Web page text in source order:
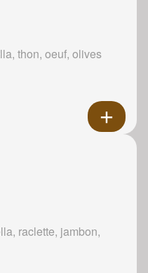
thon, oeuf, olives
raclette, jambon,